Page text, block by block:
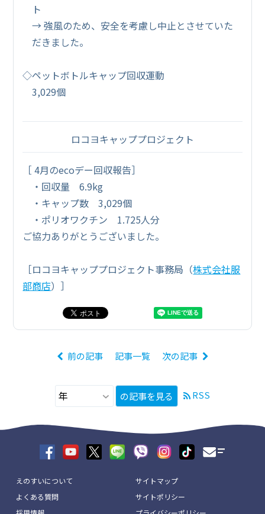
ト
→ 強風のため、安全を考慮し中止とさせていた
だきました。
◇ペットボトルキャップ回収運動
3,029個
ロコヨキャッププロジェクト
［ 4月のecoデー回収報告］
・回収量 6.9kg
・キャップ数 3,029個
・ポリオワクチン 1.725人分
ご協力ありがとうございました。
［ロコヨキャッププロジェクト事務局（株式会社服
部商店）］
前の記事 記事一覧 次の記事
の記事を見る RSS
えのすいについて
よくある質問
サイトマップ
サイトポリシー